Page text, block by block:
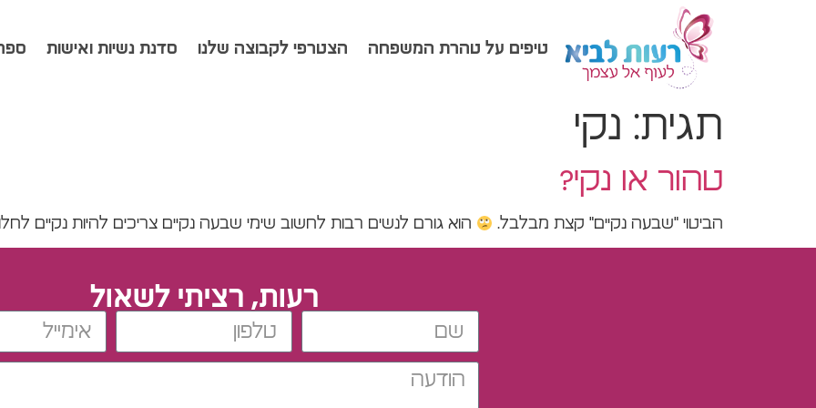
טיפים על טהרת המשפחה הצטרפי לקבוצה שלנו סדנת נשיות ואישות
תגית: נקי
טהור או נקי?
הביטוי "שבעה נקיים" קצת מבלבל. הוא גורם לנשים רבות לחשוב שימי שבעה נקיים צריכים להיות נקיים
רעות, רציתי לשאול